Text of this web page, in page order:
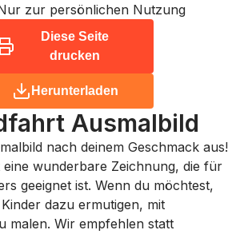
zur persönlichen Nutzung
Diese Seite
drucken
Herunterladen
Ausmalbild
nach deinem Geschmack aus!
eine wunderbare Zeichnung, die für
geeignet ist. Wenn du möchtest,
dazu ermutigen, mit
malen. Wir empfehlen statt